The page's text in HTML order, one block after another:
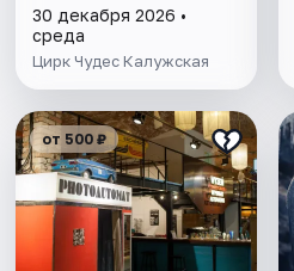
30 декабря 2026 •
среда
Цирк Чудес Калужская
от 500 ₽